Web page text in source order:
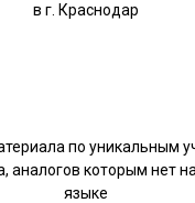
в г. Краснодар
по уникальным
аналогов которым нет
языке